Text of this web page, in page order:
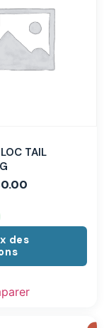
TAIL
des